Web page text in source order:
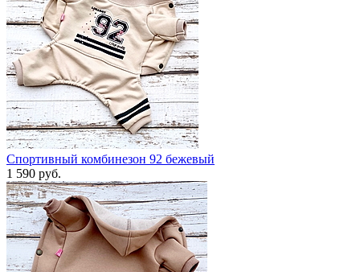
Спортивный комбинезон 92 бежевый
1 590 руб.